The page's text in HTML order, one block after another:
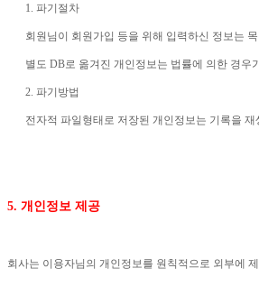
1. 파기절차
회원님이 회원가입 등을 위해 입력하신 정보는
별도 DB로 옮겨진 개인정보는 법률에 의한 경
2. 파기방법
전자적 파일형태로 저장된 개인정보는 기록을
5. 개인정보 제공
회사는 이용자님의 개인정보를 원칙적으로 외부에